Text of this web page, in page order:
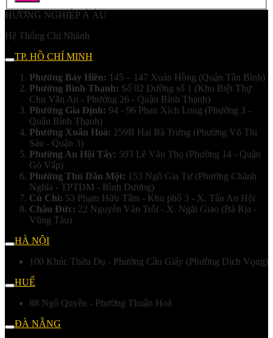
HƯỚNG NGHIỆP Á ÂU
Hệ Thống Chi Nhánh
TP. HỒ CHÍ MINH
Phường Bảy Hiền: 145 – 147 Xuân Hồng (Quận Tân Bình)
Phường Bình Thạnh: Số 02 Đường số 1 (Khu Biệt Thự
Chu Văn An - Phường 26 - Quận Bình Thạnh)
Phường Gia Định: 94 - 96 Phan Xích Long (Phường 3 -
Quận Bình Thạnh)
Phường Xuân Hoà: 259B Hai Bà Trưng (Phường Võ Thị
Sáu - Quận 3)
Phường An Hội Tây: 593 Lê Văn Thọ (Phường 14 - Quận
Gò Vấp)
Phường Thủ Dầu Một: 153 Ngô Gia Tự (Phường Chánh
Nghĩa - TPTDM - Bình Dương)
Củ Chi: 53 Phạm Hữu Tâm - Khu phố 3 - X. Tân An Hội
Châu Đức: 22 Nguyễn Văn Trỗi - X. Ngãi Giao (Bà Rịa -
Vũng Tàu)
HÀ NỘI
100 Khúc Thừa Dụ - Phường Cầu Giấy (Phường Dịch Vọng)
HUẾ
88 Ngô Quyền - Phường Thuận Hoá
ĐÀ NẴNG